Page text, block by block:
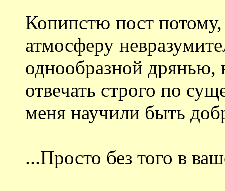
Копипстю пост
атмосферу
однообразной дрянью,
отвечать строго по
меня научили быть
...Просто без того в